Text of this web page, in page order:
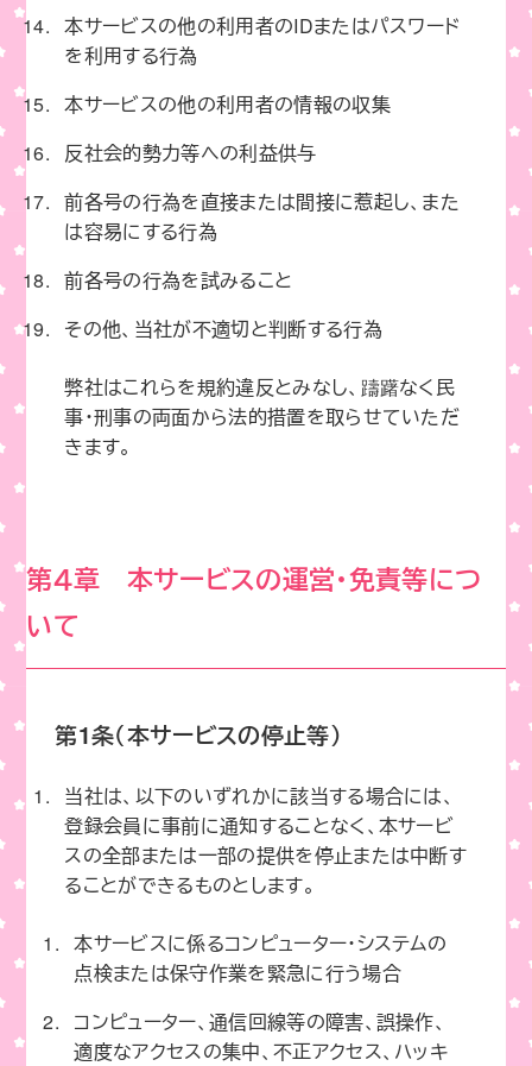
本サービスの他の利用者のIDまたはパスワード
を利用する行為
本サービスの他の利用者の情報の収集
反社会的勢力等への利益供与
前各号の行為を直接または間接に惹起し、また
は容易にする行為
前各号の行為を試みること
その他、当社が不適切と判断する行為
弊社はこれらを規約違反とみなし、躊躇なく民
事・刑事の両面から法的措置を取らせていただ
きます。
第４章 本サービスの運営・免責等につ
いて
第1条（本サービスの停止等）
当社は、以下のいずれかに該当する場合には、
登録会員に事前に通知することなく、本サービ
スの全部または一部の提供を停止または中断す
ることができるものとします。
本サービスに係るコンピューター・システムの
点検または保守作業を緊急に行う場合
コンピューター、通信回線等の障害、誤操作、
適度なアクセスの集中、不正アクセス、ハッキ